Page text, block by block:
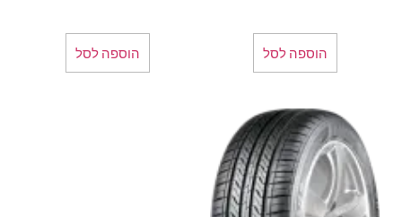
הוספה לסל הוספה לסל